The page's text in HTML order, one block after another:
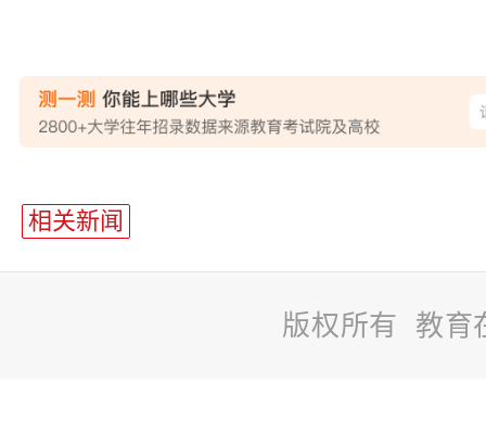
相关新闻
版权所有 教育